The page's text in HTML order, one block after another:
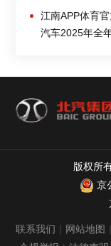
江南APP体育
汽车2025年全
版权所
京
联系我们 | 网站地图 |